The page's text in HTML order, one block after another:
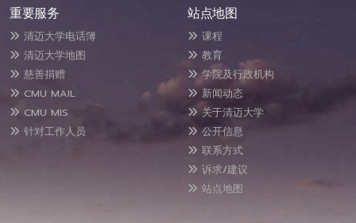
重要服务
清迈大学电话簿
清迈大学地图
慈善捐赠
CMU MAIL
CMU MIS
针对工作人员
站点地图
课程
教育
学院及行政机构
新闻动态
关于清迈大学
公开信息
联系方式
诉求/建议
站点地图